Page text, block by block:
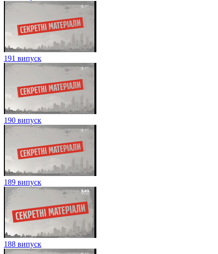
191 випуск
190 випуск
189 випуск
188 випуск